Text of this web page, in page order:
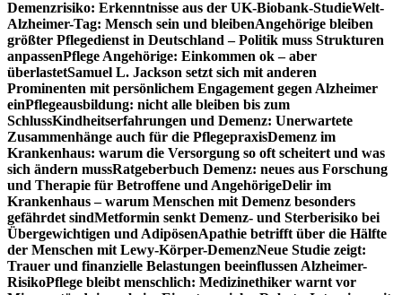
Demenzrisiko: Erkenntnisse aus der UK-Biobank-StudieWelt-
Alzheimer-Tag: Mensch sein und bleibenAngehörige bleiben
größter Pflegedienst in Deutschland – Politik muss Strukturen
anpassenPflege Angehörige: Einkommen ok – aber
überlastetSamuel L. Jackson setzt sich mit anderen
Prominenten mit persönlichem Engagement gegen Alzheimer
einPflegeausbildung: nicht alle bleiben bis zum
SchlussKindheitserfahrungen und Demenz: Unerwartete
Zusammenhänge auch für die PflegepraxisDemenz im
Krankenhaus: warum die Versorgung so oft scheitert und was
sich ändern mussRatgeberbuch Demenz: neues aus Forschung
und Therapie für Betroffene und AngehörigeDelir im
Krankenhaus – warum Menschen mit Demenz besonders
gefährdet sindMetformin senkt Demenz- und Sterberisiko bei
Übergewichtigen und AdipösenApathie betrifft über die Hälfte
der Menschen mit Lewy-Körper-DemenzNeue Studie zeigt:
Trauer und finanzielle Belastungen beeinflussen Alzheimer-
RisikoPflege bleibt menschlich: Medizinethiker warnt vor